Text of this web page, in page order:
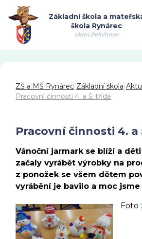
Základní škola a
škola Rynárec
okres Pelhřimov
ZŠ a MŠ Rynárec|Základní škola|
Pracovní činnosti 4. a 5. třída
Pracovní činnosti 4. a
Vánoční jarmark se blíží a
začaly vyrábět výrobky na
z ponožek se všem dětem
vyrábění je bavilo a moc
Foto